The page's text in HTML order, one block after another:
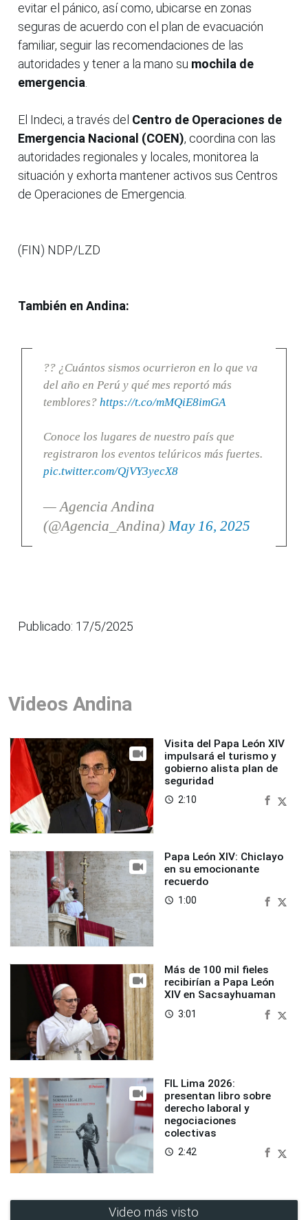
evitar el pánico, así como, ubicarse en zonas
seguras de acuerdo con el plan de evacuación
familiar, seguir las recomendaciones de las
autoridades y tener a la mano su mochila de
emergencia
El Indeci, a través del Centro de Operaciones de
Emergencia Nacional (COEN), coordina con las
autoridades regionales y locales, monitorea la
situación y exhorta mantener activos sus Centros
de Operaciones de Emergencia.
(FIN) NDP/LZD
También en Andina:
?? ¿Cuántos sismos ocurrieron en lo que va
del año en Perú y qué mes reportó más
temblores? https://t.co/mMQiE8imGA
Conoce los lugares de nuestro país que
registraron los eventos telúricos más fuertes.
pic.twitter.com/QjVY3yecX8
— Agencia Andina
(@Agencia_Andina)May 16, 2025
Publicado: 17/5/2025
Videos Andina
Visita del Papa León XIV
impulsará el turismo y
gobierno alista plan de
seguridad
access_time 2:10
Papa León XIV: Chiclayo
en su emocionante
recuerdo
access_time 1:00
Más de 100 mil fieles
recibirían a Papa León
XIV en Sacsayhuaman
access_time 3:01
FIL Lima 2026:
presentan libro sobre
derecho laboral y
negociaciones
colectivas
access_time 2:42
Video más visto